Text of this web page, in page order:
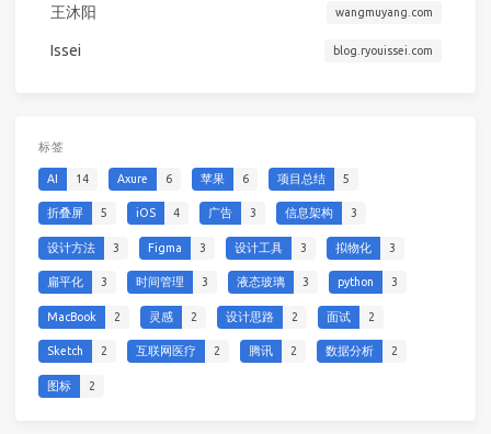
王沐阳 wangmuyang.com
Issei blog.ryouissei.com
标签
AI 14 Axure 6 苹果 6 项目总结 5
折叠屏 5 iOS 4 广告 3 信息架构 3
设计方法 3 Figma 3 设计工具 3 拟物化 3
扁平化 3 时间管理 3 液态玻璃 3 python 3
MacBook 2 灵感 2 设计思路 2 面试 2
Sketch 2 互联网医疗 2 腾讯 2 数据分析 2
图标 2